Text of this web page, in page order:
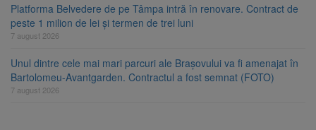
Platforma Belvedere de pe Tâmpa intră în renovare. Contract de
peste 1 milion de lei și termen de trei luni
7 august 2026
Unul dintre cele mai mari parcuri ale Brașovului va fi amenajat în
Bartolomeu-Avantgarden. Contractul a fost semnat (FOTO)
7 august 2026